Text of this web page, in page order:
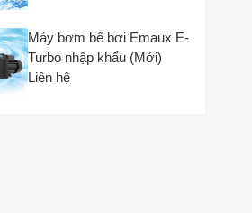
Máy bơm bể bơi Emaux E-
Turbo nhập khẩu (Mới)
Liên hệ